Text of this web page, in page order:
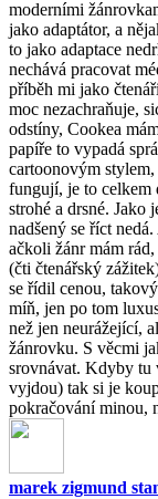
moderními
jako adaptátor, a
to jako adaptace
nechává pracovat
příběh mi jako
moc nezachraňuje,
odstíny, Cookea
papíře to vypadá
cartoonovým
fungují, je to celkem
strohé a drsné. Jako
nadšený se říct
ačkoli žánr mám
(čti čtenářský
se řídil cenou,
míň, jen po tom
než jen neurážející,
žánrovku. S věcmi
srovnávat. Kdyby tu
vyjdou) tak si je
pokračování minou,
marek zigmund